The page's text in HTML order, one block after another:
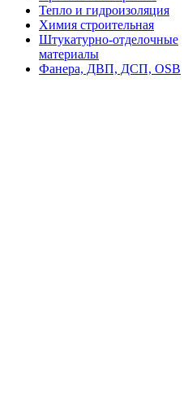
Тепло и гидроизоляция
Химия строительная
Штукатурно-отделочные
материалы
Фанера, ДВП, ДСП, OSB